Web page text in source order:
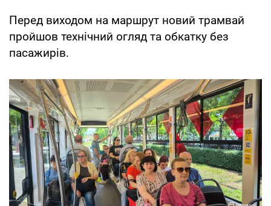
Перед виходом на маршрут новий трамвай
пройшов технічний огляд та обкатку без
пасажирів.